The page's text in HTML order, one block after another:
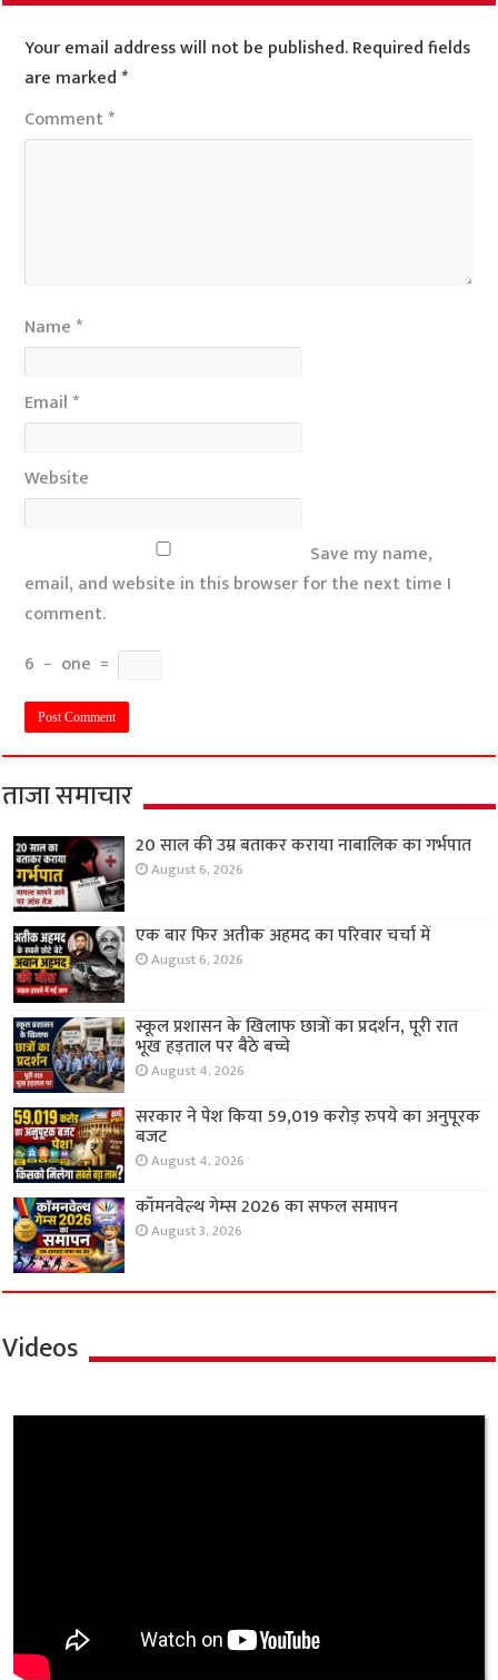
Your email address will not be published.Required fields
are marked*
Comment*
Name *
Email *
Website
Save my name,
email, and website in this browser for the next time I
comment.
6 − one =
ताजा समाचार
20 साल की उम्र बताकर कराया नाबालिक का गर्भपात
August 6, 2026
एक बार फिर अतीक अहमद का परिवार चर्चा में
August 6, 2026
स्कूल प्रशासन के खिलाफ छात्रों का प्रदर्शन, पूरी रात
भूख हड़ताल पर बैठे बच्चे
August 4, 2026
सरकार ने पेश किया 59,019 करोड़ रुपये का अनुपूरक
बजट
August 4, 2026
कॉमनवेल्थ गेम्स 2026 का सफल समापन
August 3, 2026
Videos